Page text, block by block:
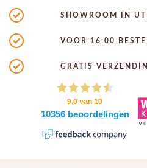
SHOWROOM IN
VOOR 16:00
GRATIS